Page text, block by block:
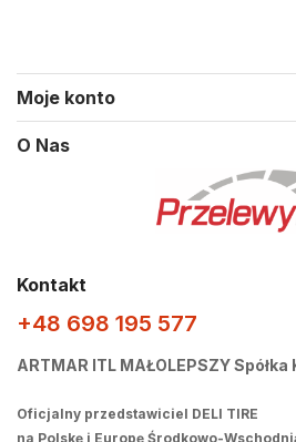
Moje konto
O Nas
Kontakt
+48 698 195 577
ARTMAR ITL MAŁOLEPSZY
Oficjalny przedstawiciel DELI TIRE
na Polskę i Europę Środkowo-